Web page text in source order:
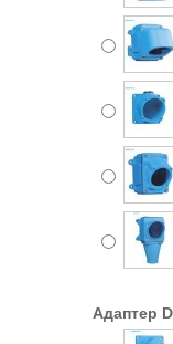
Адаптер